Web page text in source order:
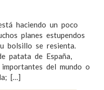
haciendo un poco
planes estupendos
bolsillo se resienta.
patata de España,
del mundo o
[…]